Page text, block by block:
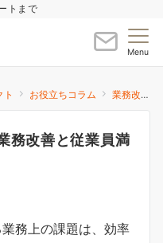
トまで
Menu
お役立ちコラム 業務改善
務改善と従業員満
務上の課題は、効率